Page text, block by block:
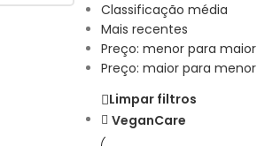
Classificação média
Mais recentes
Preço: menor para maior
Preço: maior para menor
Limpar filtros
VeganCare